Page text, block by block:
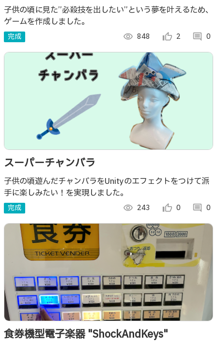
子供の頃に見た”必殺技を出したい”という夢を叶えるため、
ゲームを作成しました。
完成 visibility 848 thumb_up_alt 2 comment 0
スーパーチャンバラ
子供の頃遊んだチャンバラをUnityのエフェクトをつけて派
手に楽しみたい！を実現しました。
完成 visibility 243 thumb_up_alt 0 comment 0
食券機型電子楽器 "ShockAndKeys"